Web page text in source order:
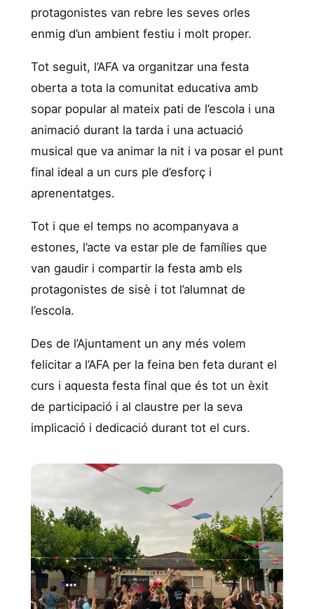
protagonistes van rebre les seves orles
enmig d’un ambient festiu i molt proper.
Tot seguit, l’AFA va organitzar una festa
oberta a tota la comunitat educativa amb
sopar popular al mateix pati de l’escola i una
animació durant la tarda i una actuació
musical que va animar la nit i va posar el punt
final ideal a un curs ple d’esforç i
aprenentatges.
Tot i que el temps no acompanyava a
estones, l’acte va estar ple de famílies que
van gaudir i compartir la festa amb els
protagonistes de sisè i tot l’alumnat de
l’escola.
Des de l’Ajuntament un any més volem
felicitar a l’AFA per la feina ben feta durant el
curs i aquesta festa final que és tot un èxit
de participació i al claustre per la seva
implicació i dedicació durant tot el curs.